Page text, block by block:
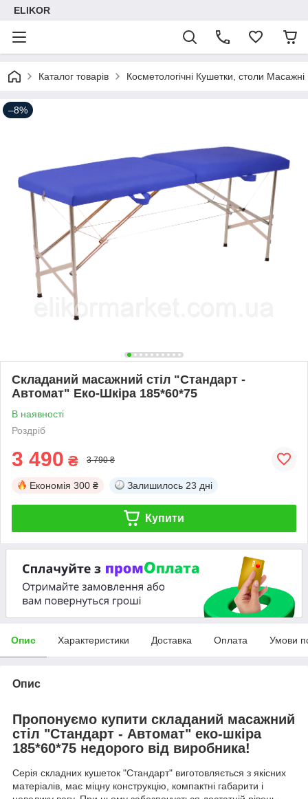
ELIKOR
Каталог товарів Косметологічні Кушетки, столи Масажні
–8%
Складаний масажний стіл "Стандарт -
Автомат" Еко-Шкіра 185*60*75
В наявності
Роздріб
3 490 ₴ 3 790 ₴
Економія 300 ₴ Залишилось 23 дні
Купити
Опис Характеристики Доставка Оплата Умови
Опис
Пропонуємо купити складаний масажний
стіл "Стандарт - Автомат" еко-шкіра
185*60*75 недорого від виробника!
Серія складних кушеток "Стандарт" виготовляється з якісних
матеріалів, має міцну конструкцію, компактні габарити і